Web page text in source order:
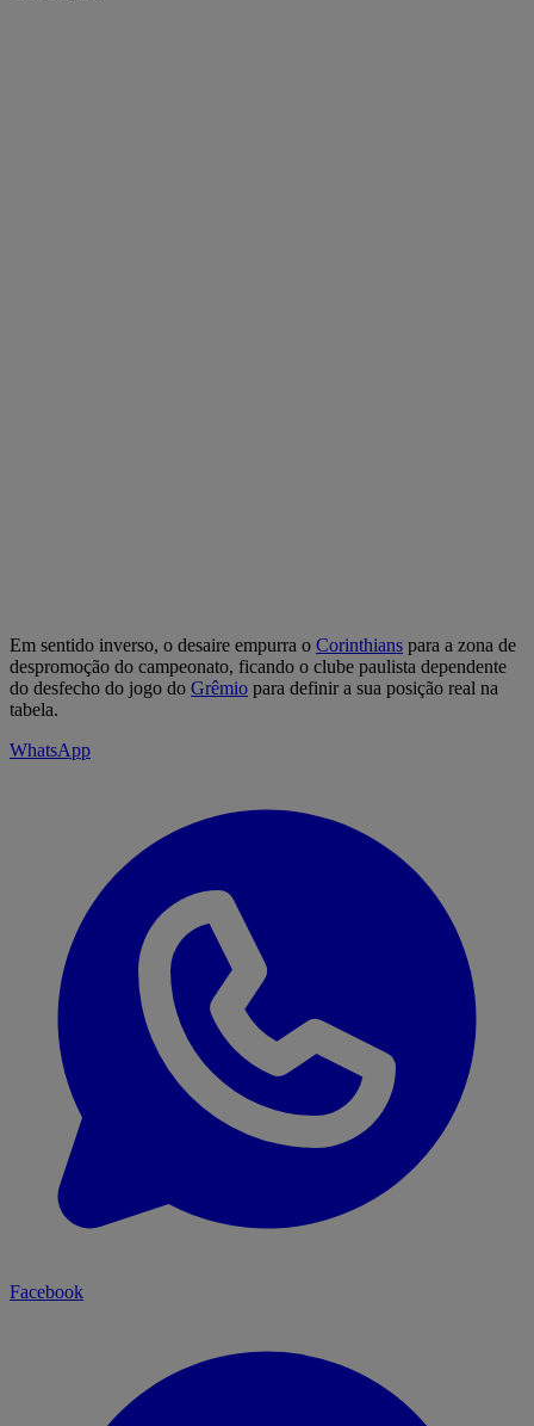
Em sentido inverso, o desaire empurra o Corinthians para a zona de
despromoção do campeonato, ficando o clube paulista dependente
do desfecho do jogo do Grêmio para definir a sua posição real na
tabela.
WhatsApp
Facebook